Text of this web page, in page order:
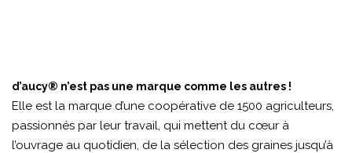
d’aucy® n’est pas une marque comme les autres !
Elle est la marque d’une coopérative de 1500 agriculteurs,
passionnés par leur travail, qui mettent du cœur à
l’ouvrage au quotidien, de la sélection des graines jusqu’à